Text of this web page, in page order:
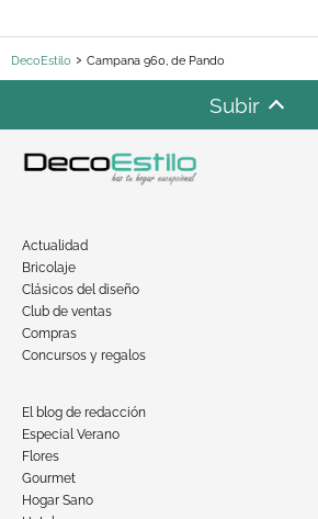
DecoEstilo Campana 960, de Pando
Subir
Actualidad
Bricolaje
Clásicos del diseño
Club de ventas
Compras
Concursos y regalos
El blog de redacción
Especial Verano
Flores
Gourmet
Hogar Sano